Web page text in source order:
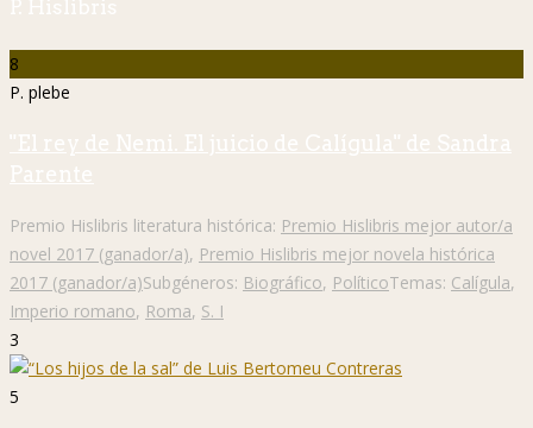
P. Hislibris
8
P. plebe
"El rey de Nemi. El juicio de Calígula" de Sandra
Parente
Premio Hislibris literatura histórica: Premio Hislibris mejor autor/a
novel 2017 (ganador/a), Premio Hislibris mejor novela histórica
2017 (ganador/a)Subgéneros: Biográfico, PolíticoTemas: Calígula,
Imperio romano, Roma, S. I
3
5